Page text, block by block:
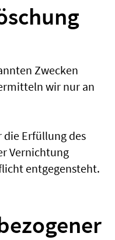
Zwecken
wir nur an
die Erfüllung des
Vernichtung
entgegensteht.